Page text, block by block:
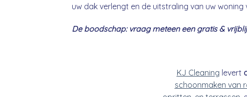
uw dak verlengt en de uitstraling van uw woning
De boodschap: vraag meteen een gratis &
KJ Cleaning levert
schoonmaken van